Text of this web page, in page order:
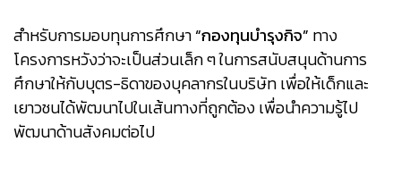
สำหรับการมอบทุนการศึกษา“กองทุนบำรุงกิจ” ทาง
โครงการหวังว่าจะเป็นส่วนเล็ก ๆ ในการสนับสนุนด้านการ
ศึกษาให้กับบุตร-ธิดาของบุคลากรในบริษัท เพื่อให้เด็กและ
เยาวชนได้พัฒนาไปในเส้นทางที่ถูกต้อง เพื่อนำความรู้ไป
พัฒนาด้านสังคมต่อไป